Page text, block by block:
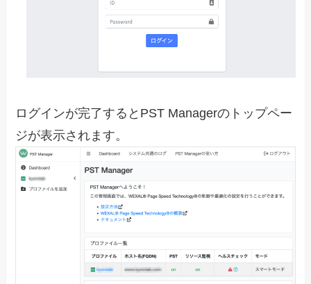
ログインが完了するとPST Managerのトップペー
ジが表示されます。